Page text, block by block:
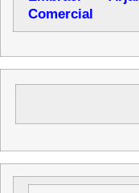
Comercial